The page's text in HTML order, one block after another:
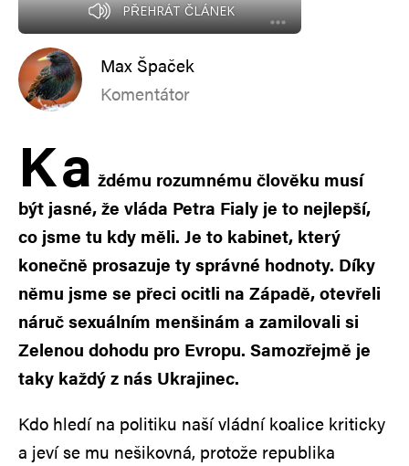
PŘEHRÁT ČLÁNEK
Max Špaček
Komentátor
Ka ždému rozumnému člověku musí
být jasné, že vláda Petra Fialy je to nejlepší,
co jsme tu kdy měli. Je to kabinet, který
konečně prosazuje ty správné hodnoty. Díky
němu jsme se přeci ocitli na Západě, otevřeli
náruč sexuálním menšinám a zamilovali si
Zelenou dohodu pro Evropu. Samozřejmě je
taky každý z nás Ukrajinec.
Kdo hledí na politiku naší vládní koalice kriticky
a jeví se mu nešikovná, protože republika